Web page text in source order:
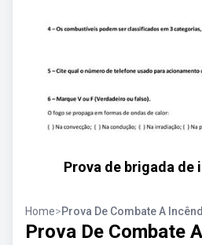
Prova de brigada de
Home>Prova De Combate A
Prova De Combate